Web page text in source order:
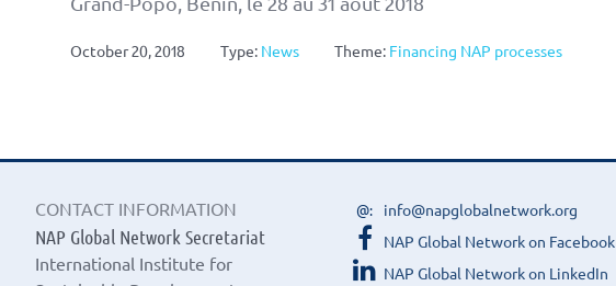
October 20, 2018 Type: News Theme: Financing NAP processes
CONTACT INFORMATION
NAP Global Network Secretariat
International Institute for
info@napglobalnetwork.org
NAP Global Network on Facebook
NAP Global Network on LinkedIn